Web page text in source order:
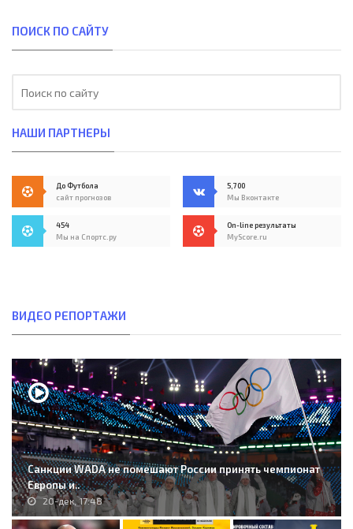
ПОИСК ПО САЙТУ
НАШИ ПАРТНЕРЫ
До Футбола
сайт прогнозов
5,700
Мы Вконтакте
454
Мы на Спортс.ру
On-line результаты
MyScore.ru
ВИДЕО РЕПОРТАЖИ
Санкции WADA не помешают России принять чемпионат
Европы и..
20-дек, 17:48